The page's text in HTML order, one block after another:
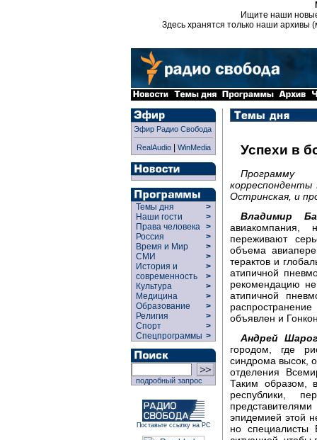
Ищите наши
Здесь хранятся только наши архивы
Эфир Радио Свобода
RealAudio| WinMedia
Темы дня
>
Наши гости
>
Права человека >
Россия
>
Время и Мир
>
СМИ
>
История и
современность
>
>
Культура
>
Медицина
>
Образование
>
Религия
>
Спорт
>
Спецпрограммы >
подробный запрос
Поставьте ссылку на РС
Успехи в
Программу
корреспонденты
Остринская, и
Владимир
переживают
объема
терактов и
атипичной
рекомендацию
атипичной
объявлен и
Андрей
городом, где
синдрома высок,
отделения
Таким образом,
республики,
эпидемией этой
но специалисты